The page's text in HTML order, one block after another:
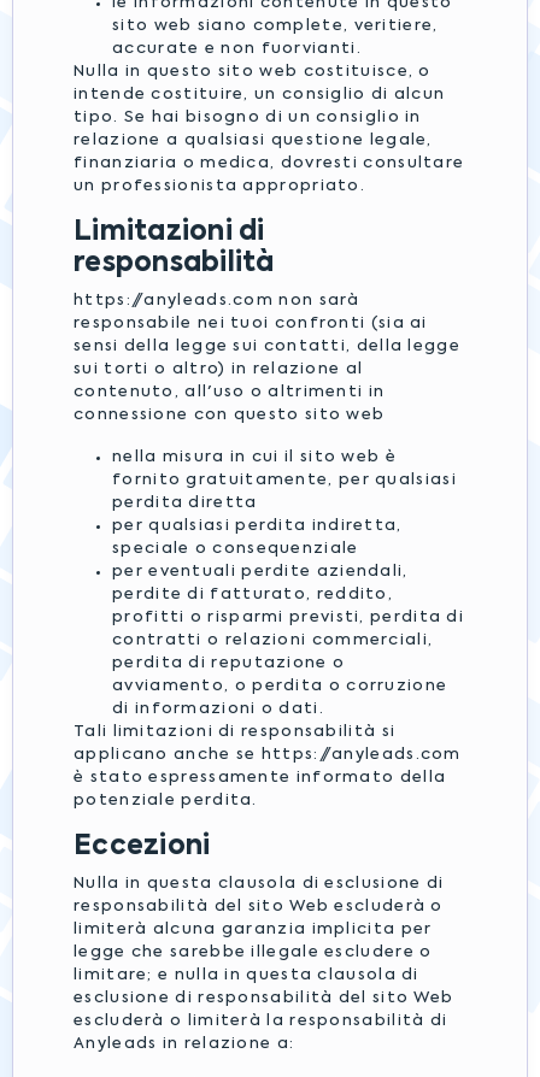
sito web siano complete, veritiere,
accurate e non fuorvianti.
Nulla in questo sito web costituisce, o
intende costituire, un consiglio di alcun
tipo. Se hai bisogno di un consiglio in
relazione a qualsiasi questione legale,
finanziaria o medica, dovresti consultare
un professionista appropriato.
Limitazioni di
responsabilità
https://anyleads.com non sarà
responsabile nei tuoi confronti (sia ai
sensi della legge sui contatti, della legge
sui torti o altro) in relazione al
contenuto, all'uso o altrimenti in
connessione con questo sito web
nella misura in cui il sito web è
fornito gratuitamente, per qualsiasi
perdita diretta
per qualsiasi perdita indiretta,
speciale o consequenziale
per eventuali perdite aziendali,
perdite di fatturato, reddito,
profitti o risparmi previsti, perdita di
contratti o relazioni commerciali,
perdita di reputazione o
avviamento, o perdita o corruzione
di informazioni o dati.
Tali limitazioni di responsabilità si
applicano anche se https://anyleads.com
è stato espressamente informato della
potenziale perdita.
Eccezioni
Nulla in questa clausola di esclusione di
responsabilità del sito Web escluderà o
limiterà alcuna garanzia implicita per
legge che sarebbe illegale escludere o
limitare; e nulla in questa clausola di
esclusione di responsabilità del sito Web
escluderà o limiterà la responsabilità di
Anyleads in relazione a: